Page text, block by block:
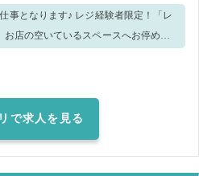
事となります♪ レジ経験者限定！「レ
からないこと等あれ
さい！ スタッフ一同お会いできるこ
で求人を見る